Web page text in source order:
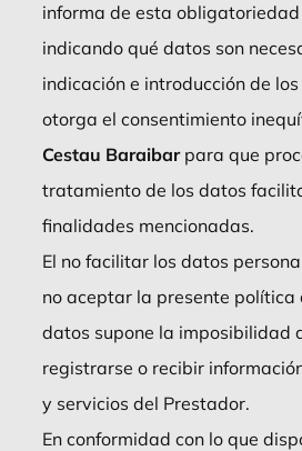
informa de esta
indicando qué datos son
indicación e introducción de
otorga el consentimiento
Cestau Baraibarpara que
tratamiento de los datos
finalidades mencionadas.
El no facilitar los datos
no aceptar la presente política
datos supone la imposibilidad
registrarse o recibir
y servicios del Prestador.
En conformidad con lo que